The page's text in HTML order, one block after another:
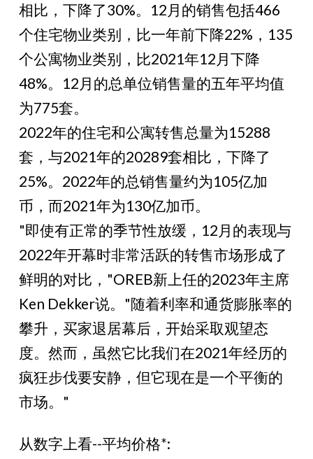
相比，下降了30%。12月的销售包括466
个住宅物业类别，比一年前下降22%，135
个公寓物业类别，比2021年12月下降
48%。12月的总单位销售量的五年平均值
为775套。
2022年的住宅和公寓转售总量为15288
套，与2021年的20289套相比，下降了
25%。2022年的总销售量约为105亿加
币，而2021年为130亿加币。
"即使有正常的季节性放缓，12月的表现与
2022年开幕时非常活跃的转售市场形成了
鲜明的对比，"OREB新上任的2023年主席
Ken Dekker说。"随着利率和通货膨胀率的
攀升，买家退居幕后，开始采取观望态
度。然而，虽然它比我们在2021年经历的
疯狂步伐要安静，但它现在是一个平衡的
市场。"
从数字上看--平均价格*: